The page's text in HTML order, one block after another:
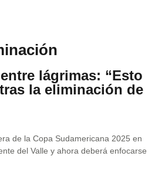
lágrimas: “Esto
la eliminación de
de la Copa Sudamericana 2025 en
del Valle y ahora deberá enfocarse